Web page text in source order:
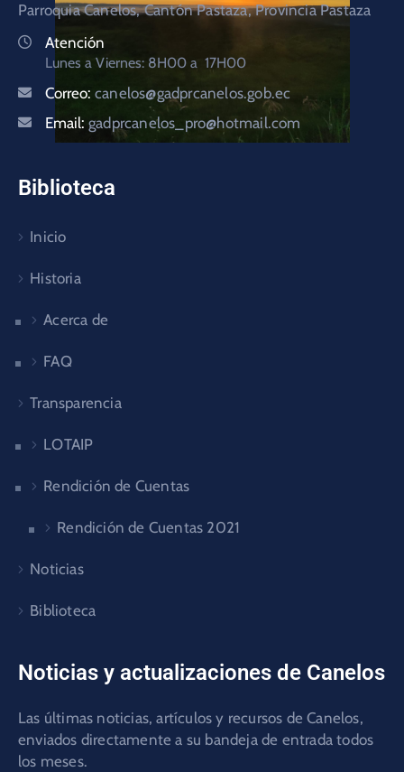
Parroquia Canelos, Cantón Pastaza, Provincia Pastaza
Atención
Lunes a Viernes: 8H00 a 17H00
Correo: canelos@gadprcanelos.gob.ec
Email: gadprcanelos_pro@hotmail.com
Biblioteca
Inicio
Historia
Acerca de
FAQ
Transparencia
LOTAIP
Rendición de Cuentas
Rendición de Cuentas 2021
Noticias
Biblioteca
Noticias y actualizaciones de Canelos
Las últimas noticias, artículos y recursos de Canelos,
enviados directamente a su bandeja de entrada todos
los meses.